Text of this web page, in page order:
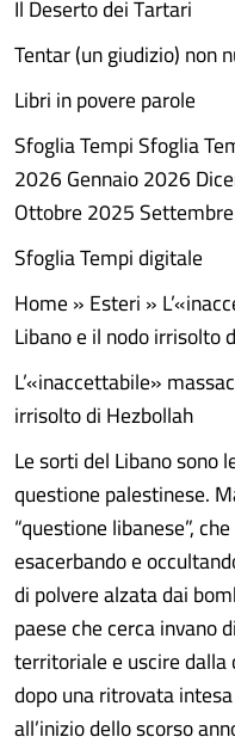
Il Deserto dei Tartari
Tentar (un giudizio) non
Libri in povere parole
Sfoglia Tempi Sfoglia
2026 Gennaio 2026
Ottobre 2025
Sfoglia Tempi digitale
Home » Esteri »
Libano e il nodo irrisolto
L’«inaccettabile»
irrisolto di Hezbollah
Le sorti del Libano sono
questione palestinese.
“questione libanese”,
esacerbando e
di polvere alzata dai
paese che cerca invano
territoriale e uscire
dopo una ritrovata
all’inizio dello scorso